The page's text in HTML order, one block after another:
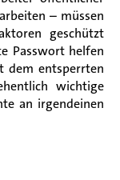
– müssen
geschützt
Passwort helfen
dem entsperrten
wichtige
an irgendeinen